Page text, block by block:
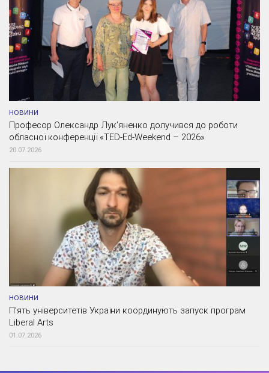
НОВИНИ
Професор Олександр Лук’яненко долучився до роботи
обласної конференції «TED-Ed-Weekend – 2026»
20.07.2026
НОВИНИ
П’ять університетів України координують запуск програм
Liberal Arts
01.07.2026